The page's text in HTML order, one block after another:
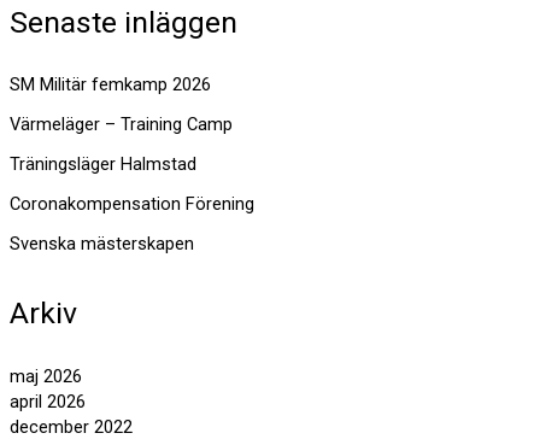
Senaste inläggen
SM Militär femkamp 2026
Värmeläger – Training Camp
Träningsläger Halmstad
Coronakompensation Förening
Svenska mästerskapen
Arkiv
maj 2026
april 2026
december 2022